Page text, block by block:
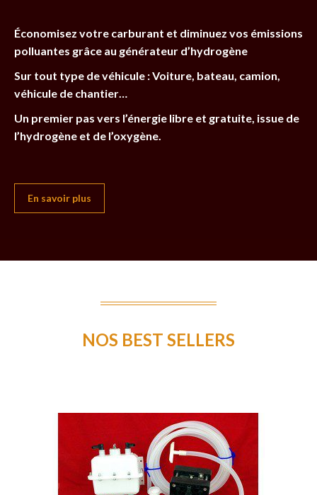
Économisez votre carburant et diminuez vos émissions
polluantes grâce au générateur d’hydrogène
Sur tout type de véhicule : Voiture, bateau, camion,
véhicule de chantier…
Un premier pas vers l’énergie libre et gratuite, issue de
l’hydrogène et de l’oxygène.
En savoir plus
NOS BEST SELLERS